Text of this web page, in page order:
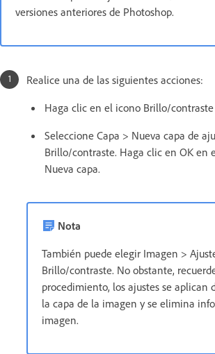
versiones anteriores de Photoshop.
Realice una de las siguientes acciones:
Haga clic en el icono Brillo/contraste
Seleccione Capa > Nueva capa de
Brillo/contraste. Haga clic en OK en
Nueva capa.
Nota
También puede elegir Imagen >
Brillo/contraste. No obstante,
procedimiento, los ajustes se aplican
la capa de la imagen y se elimina
imagen.